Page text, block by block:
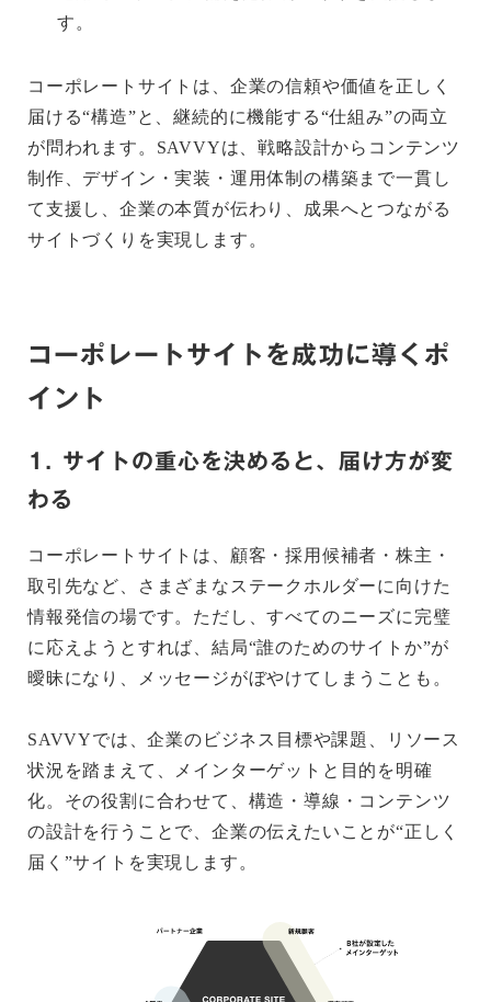
す。
コーポレートサイトは、企業の信頼や価値を正しく
届ける“構造”と、継続的に機能する“仕組み”の両立
が問われます。SAVVYは、戦略設計からコンテンツ
制作、デザイン・実装・運用体制の構築まで一貫し
て支援し、企業の本質が伝わり、成果へとつながる
サイトづくりを実現します。
コーポレートサイトを成功に導くポ
イント
1. サイトの重心を決めると、届け方が変
わる
コーポレートサイトは、顧客・採用候補者・株主・
取引先など、さまざまなステークホルダーに向けた
情報発信の場です。ただし、すべてのニーズに完璧
に応えようとすれば、結局“誰のためのサイトか”が
曖昧になり、メッセージがぼやけてしまうことも。
SAVVYでは、企業のビジネス目標や課題、リソース
状況を踏まえて、メインターゲットと目的を明確
化。その役割に合わせて、構造・導線・コンテンツ
の設計を行うことで、企業の伝えたいことが“正しく
届く”サイトを実現します。